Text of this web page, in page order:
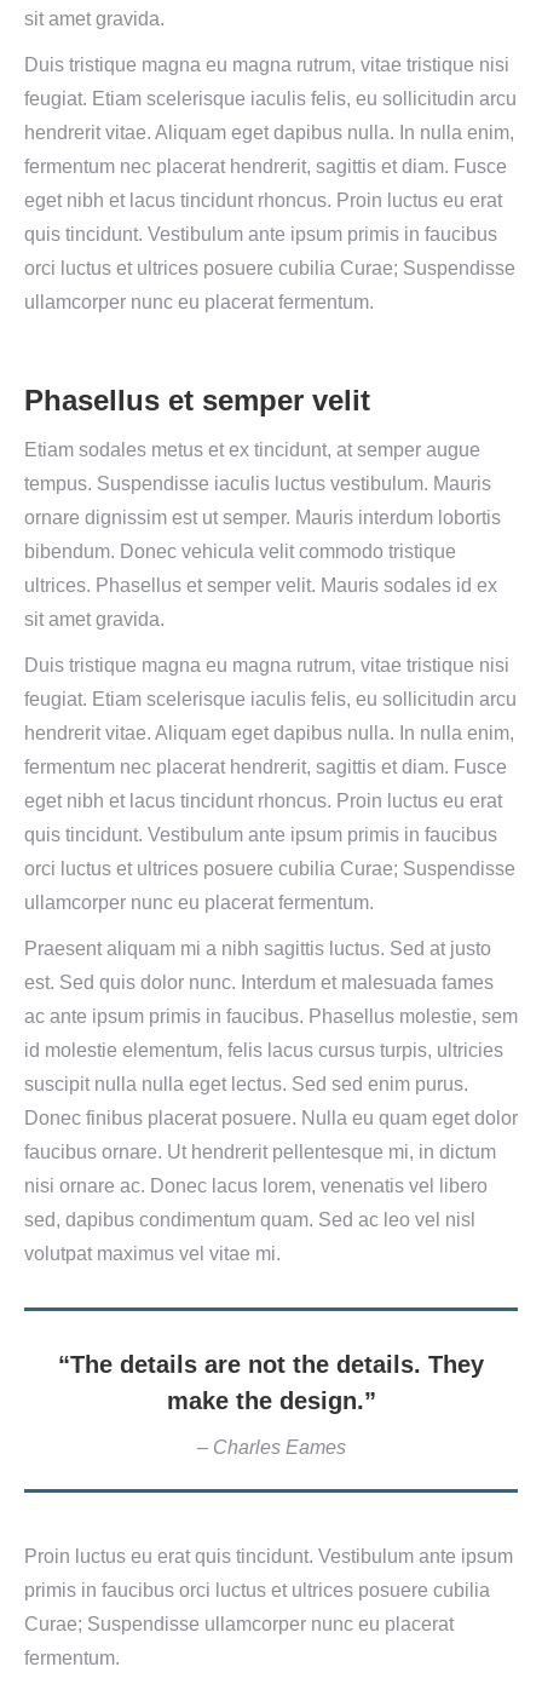
sit amet gravida.
Duis tristique magna eu magna rutrum, vitae tristique nisi
feugiat. Etiam scelerisque iaculis felis, eu sollicitudin arcu
hendrerit vitae. Aliquam eget dapibus nulla. In nulla enim,
fermentum nec placerat hendrerit, sagittis et diam. Fusce
eget nibh et lacus tincidunt rhoncus. Proin luctus eu erat
quis tincidunt. Vestibulum ante ipsum primis in faucibus
orci luctus et ultrices posuere cubilia Curae; Suspendisse
ullamcorper nunc eu placerat fermentum.
Phasellus et semper velit
Etiam sodales metus et ex tincidunt, at semper augue
tempus. Suspendisse iaculis luctus vestibulum. Mauris
ornare dignissim est ut semper. Mauris interdum lobortis
bibendum. Donec vehicula velit commodo tristique
ultrices. Phasellus et semper velit. Mauris sodales id ex
sit amet gravida.
Duis tristique magna eu magna rutrum, vitae tristique nisi
feugiat. Etiam scelerisque iaculis felis, eu sollicitudin arcu
hendrerit vitae. Aliquam eget dapibus nulla. In nulla enim,
fermentum nec placerat hendrerit, sagittis et diam. Fusce
eget nibh et lacus tincidunt rhoncus. Proin luctus eu erat
quis tincidunt. Vestibulum ante ipsum primis in faucibus
orci luctus et ultrices posuere cubilia Curae; Suspendisse
ullamcorper nunc eu placerat fermentum.
Praesent aliquam mi a nibh sagittis luctus. Sed at justo
est. Sed quis dolor nunc. Interdum et malesuada fames
ac ante ipsum primis in faucibus. Phasellus molestie, sem
id molestie elementum, felis lacus cursus turpis, ultricies
suscipit nulla nulla eget lectus. Sed sed enim purus.
Donec finibus placerat posuere. Nulla eu quam eget dolor
faucibus ornare. Ut hendrerit pellentesque mi, in dictum
nisi ornare ac. Donec lacus lorem, venenatis vel libero
sed, dapibus condimentum quam. Sed ac leo vel nisl
volutpat maximus vel vitae mi.
“The details are not the details. They
make the design.”
– Charles Eames
Proin luctus eu erat quis tincidunt. Vestibulum ante ipsum
primis in faucibus orci luctus et ultrices posuere cubilia
Curae; Suspendisse ullamcorper nunc eu placerat
fermentum.